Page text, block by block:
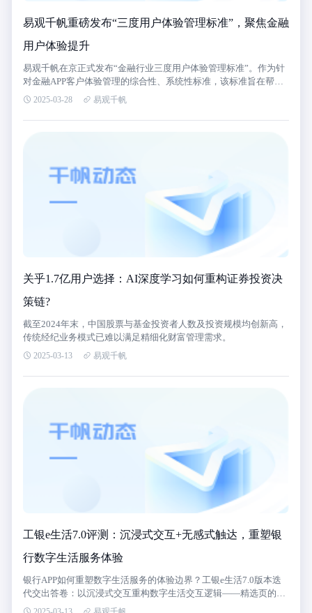
易观千帆重磅发布“三度用户体验管理标准”，聚焦金融
用户体验提升
易观千帆在京正式发布“金融行业三度用户体验管理标准”。作为针
对金融APP客户体验管理的综合性、系统性标准，该标准旨在帮助
金融机构优化客户体验管理服务，从“价值度、感知度、信任度”三
2025-03-28 易观千帆
关乎1.7亿用户选择：AI深度学习如何重构证券投资决
策链?
截至2024年末，中国股票与基金投资者人数及投资规模均创新高，
传统经纪业务模式已难以满足精细化财富管理需求。
2025-03-13 易观千帆
工银e生活7.0评测：沉浸式交互+无感式触达，重塑银
行数字生活服务体验
银行APP如何重塑数字生活服务的体验边界？工银e生活7.0版本迭
代交出答卷：以沉浸式交互重构数字生活交互逻辑——精选页的动
态卡片流以组合式设计打造沉浸空间，生活页的“活动+权益+场景